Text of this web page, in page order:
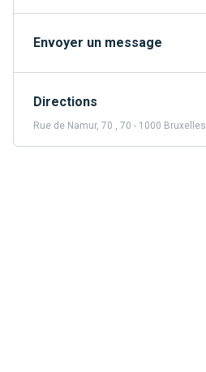
Envoyer un message
Directions
Rue de Namur, 70 , 70 - 1000 Bruxelles